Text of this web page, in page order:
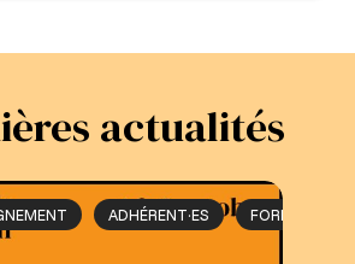
actualités
ADHÉRENT·ES FORMATION